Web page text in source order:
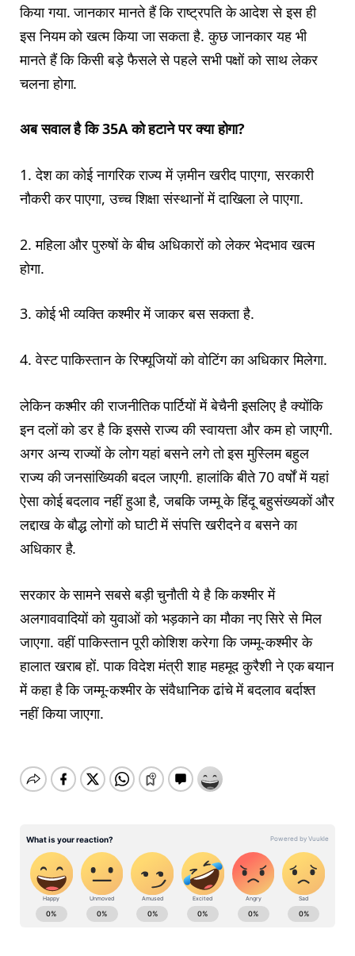
किया गया. जानकार मानते हैं कि राष्ट्रपति के आदेश से इस ही
इस नियम को खत्म किया जा सकता है. कुछ जानकार यह भी
मानते हैं कि किसी बड़े फैसले से पहले सभी पक्षों को साथ लेकर
चलना होगा.
अब सवाल है कि 35A को हटाने पर क्या होगा?
1. देश का कोई नागरिक राज्य में ज़मीन खरीद पाएगा, सरकारी
नौकरी कर पाएगा, उच्च शिक्षा संस्थानों में दाखिला ले पाएगा.
2. महिला और पुरुषों के बीच अधिकारों को लेकर भेदभाव खत्म
होगा.
3. कोई भी व्यक्ति कश्मीर में जाकर बस सकता है.
4. वेस्ट पाकिस्तान के रिफ्यूजियों को वोटिंग का अधिकार मिलेगा.
लेकिन कश्मीर की राजनीतिक पार्टियों में बेचैनी इसलिए है क्योंकि
इन दलों को डर है कि इससे राज्य की स्वायत्ता और कम हो जाएगी.
अगर अन्य राज्यों के लोग यहां बसने लगे तो इस मुस्लिम बहुल
राज्य की जनसांख्यिकी बदल जाएगी. हालांकि बीते 70 वर्षों में यहां
ऐसा कोई बदलाव नहीं हुआ है, जबकि जम्मू के हिंदू बहुसंख्यकों और
लद्दाख के बौद्ध लोगों को घाटी में संपत्ति खरीदने व बसने का
अधिकार है.
सरकार के सामने सबसे बड़ी चुनौती ये है कि कश्मीर में
अलगाववादियों को युवाओं को भड़काने का मौका नए सिरे से मिल
जाएगा. वहीं पाकिस्तान पूरी कोशिश करेगा कि जम्मू-कश्मीर के
हालात खराब हों. पाक विदेश मंत्री शाह महमूद कुरैशी ने एक बयान
में कहा है कि जम्मू-कश्मीर के संवैधानिक ढांचे में बदलाव बर्दाश्त
नहीं किया जाएगा.